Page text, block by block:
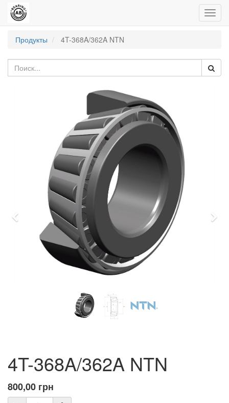
Продукты
4T-368A/362A NTN
Previous
4T-368A/362A NTN
800,00 грн